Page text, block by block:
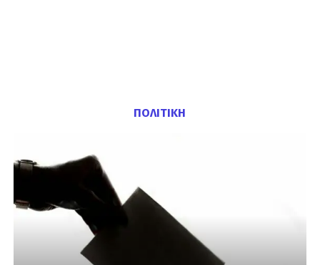
ΠΟΛΙΤΙΚΗ